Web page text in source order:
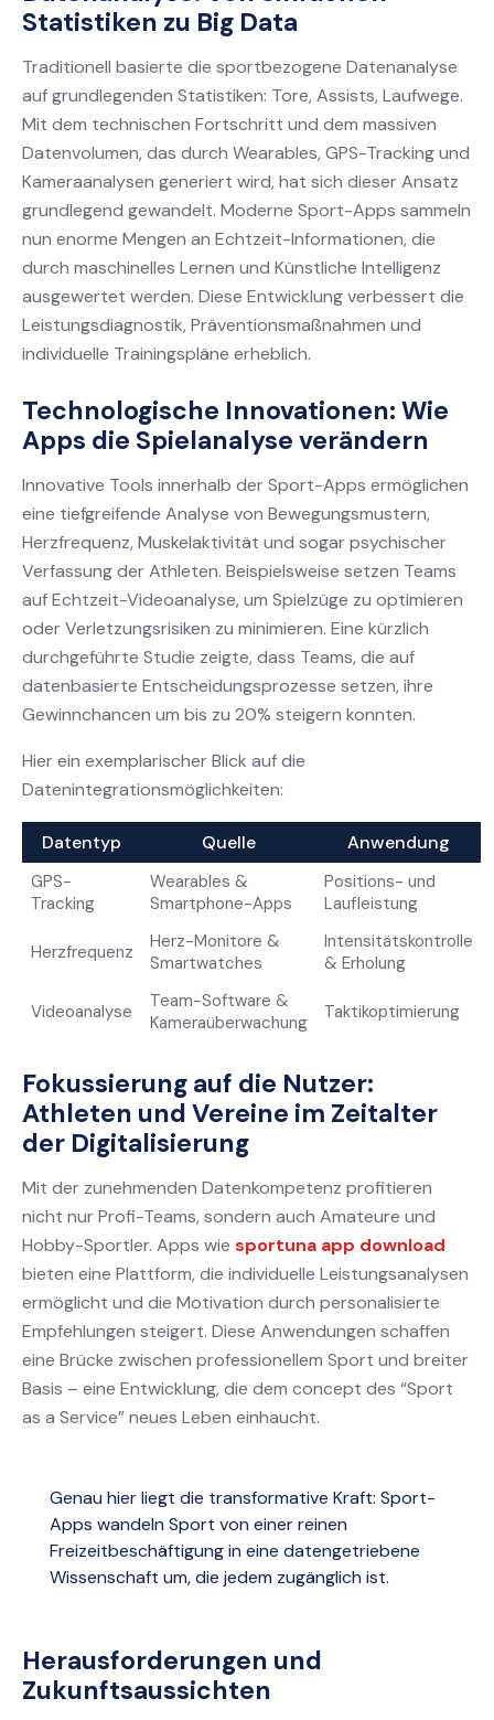
Statistiken zu Big Data
Traditionell basierte die sportbezogene Datenanalyse
auf grundlegenden Statistiken: Tore, Assists, Laufwege.
Mit dem technischen Fortschritt und dem massiven
Datenvolumen, das durch Wearables, GPS-Tracking und
Kameraanalysen generiert wird, hat sich dieser Ansatz
grundlegend gewandelt. Moderne Sport-Apps sammeln
nun enorme Mengen an Echtzeit-Informationen, die
durch maschinelles Lernen und Künstliche Intelligenz
ausgewertet werden. Diese Entwicklung verbessert die
Leistungsdiagnostik, Präventionsmaßnahmen und
individuelle Trainingspläne erheblich.
Technologische Innovationen: Wie
Apps die Spielanalyse verändern
Innovative Tools innerhalb der Sport-Apps ermöglichen
eine tiefgreifende Analyse von Bewegungsmustern,
Herzfrequenz, Muskelaktivität und sogar psychischer
Verfassung der Athleten. Beispielsweise setzen Teams
auf Echtzeit-Videoanalyse, um Spielzüge zu optimieren
oder Verletzungsrisiken zu minimieren. Eine kürzlich
durchgeführte Studie zeigte, dass Teams, die auf
datenbasierte Entscheidungsprozesse setzen, ihre
Gewinnchancen um bis zu 20% steigern konnten.
Hier ein exemplarischer Blick auf die
Datenintegrationsmöglichkeiten:
Datentyp Quelle Anwendung
GPS-
Tracking
Wearables &
Smartphone-Apps
Positions- und
Laufleistung
Herzfrequenz
Herz-Monitore &
Smartwatches
Intensitätskontrolle
& Erholung
Videoanalyse
Team-Software &
Kameraüberwachung
Taktikoptimierung
Fokussierung auf die Nutzer:
Athleten und Vereine im Zeitalter
der Digitalisierung
Mit der zunehmenden Datenkompetenz profitieren
nicht nur Profi-Teams, sondern auch Amateure und
Hobby-Sportler. Apps wie sportuna app download
bieten eine Plattform, die individuelle Leistungsanalysen
ermöglicht und die Motivation durch personalisierte
Empfehlungen steigert. Diese Anwendungen schaffen
eine Brücke zwischen professionellem Sport und breiter
Basis – eine Entwicklung, die dem concept des “Sport
as a Service” neues Leben einhaucht.
Genau hier liegt die transformative Kraft: Sport-
Apps wandeln Sport von einer reinen
Freizeitbeschäftigung in eine datengetriebene
Wissenschaft um, die jedem zugänglich ist.
Herausforderungen und
Zukunftsaussichten